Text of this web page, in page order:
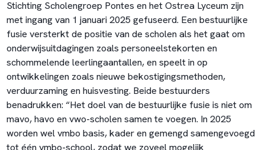
Stichting Scholengroep Pontes en het Ostrea Lyceum zijn
met ingang van 1 januari 2025 gefuseerd. Een bestuurlijke
fusie versterkt de positie van de scholen als het gaat om
onderwijsuitdagingen zoals personeelstekorten en
schommelende leerlingaantallen, en speelt in op
ontwikkelingen zoals nieuwe bekostigingsmethoden,
verduurzaming en huisvesting. Beide bestuurders
benadrukken: “Het doel van de bestuurlijke fusie is niet om
mavo, havo en vwo-scholen samen te voegen. In 2025
worden wel vmbo basis, kader en gemengd samengevoegd
tot één vmbo-school, zodat we zoveel mogelijk